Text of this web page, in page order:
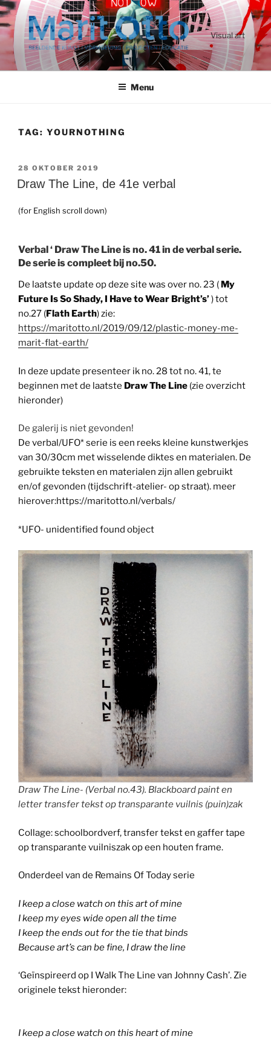
Ga
naar
de
inhoud
Visual art
Menu
TAG: YOURNOTHING
GEPLAATST
OP
28 OKTOBER 2019
Draw The Line, de 41e verbal
(for English scroll down)
Verbal ‘ Draw The Line is no. 41 in de verbal serie.
De serie is compleet bij no.50.
De laatste update op deze site was over no. 23 ( My
Future Is So Shady, I Have to Wear Bright’s’) tot
no.27 (Flath Earth) zie:
https://maritotto.nl/2019/09/12/plastic-money-me-
marit-flat-earth/
In deze update presenteer ik no. 28 tot no. 41, te
beginnen met de laatste Draw The Line (zie overzicht
hieronder)
De galerij is niet gevonden!
De verbal/UFO* serie is een reeks kleine kunstwerkjes
van 30/30cm met wisselende diktes en materialen. De
gebruikte teksten en materialen zijn allen gebruikt
en/of gevonden (tijdschrift-atelier- op straat). meer
hierover:https://maritotto.nl/verbals/
*UFO- unidentified found object
Draw The Line- (Verbal no.43). Blackboard paint en
letter transfer tekst op transparante vuilnis (puin)zak
Collage: schoolbordverf, transfer tekst en gaffer tape
op transparante vuilniszak op een houten frame.
Onderdeel van de Remains Of Today serie
I keep a close watch on this art of mine
I keep my eyes wide open all the time
I keep the ends out for the tie that binds
Because art’s can be fine, I draw the line
‘Geïnspireerd op I Walk The Line van Johnny Cash’. Zie
originele tekst hieronder:
I keep a close watch on this heart of mine